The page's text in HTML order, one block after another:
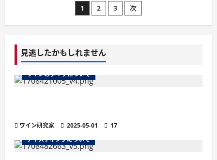
覚
の
秘
に
つ
読
む
投
稿
の
ペ
ー
送
り
1 2 3 次
見逃したかもしれません
ワインのタイプについて
ワイン研究家 2025-05-01
17
テイスティングについて